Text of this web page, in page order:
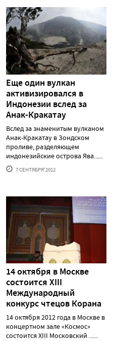
Еще один вулкан
активизировался в
Индонезии вслед за
Анак-Кракатау
Вслед за знаменитым вулканом
Анак-Кракатау в Зондском
проливе, разделяющем
индонезийские острова Ява......
7 СЕНТЯБРЯ'2012
14 октября в Москве
состоится XIII
Международный
конкурс чтецов Корана
14 октября 2012 года в Москве в
концертном зале «Космос»
состоится XIII Московский ......